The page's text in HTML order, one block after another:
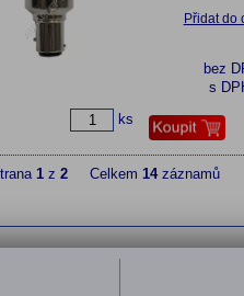
Přidat do
bez
s
ks
1z 2Celkem 14záznamů